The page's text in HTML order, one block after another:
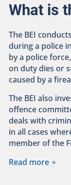
What is
The BEI
during a police
by a police
on duty dies or
caused by a
The BEI also
offence
deals with
in all cases
member of the
Read more